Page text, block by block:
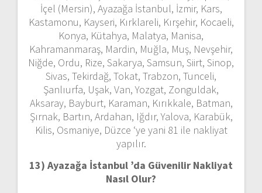
İçel (Mersin), Ayazağa İstanbul, İzmir, Kars,
Kastamonu, Kayseri, Kırklareli, Kırşehir, Kocaeli,
Konya, Kütahya, Malatya, Manisa,
Kahramanmaraş, Mardin, Muğla, Muş, Nevşehir,
Niğde, Ordu, Rize, Sakarya, Samsun, Siirt, Sinop,
Sivas, Tekirdağ, Tokat, Trabzon, Tunceli,
Şanlıurfa, Uşak, Van, Yozgat, Zonguldak,
Aksaray, Bayburt, Karaman, Kırıkkale, Batman,
Şırnak, Bartın, Ardahan, Iğdır, Yalova, Karabük,
Kilis, Osmaniye, Düzce ‘ye yani 81 ile nakliyat
yapılır.
13) Ayazağa İstanbul ’da Güvenilir Nakliyat
Nasıl Olur?